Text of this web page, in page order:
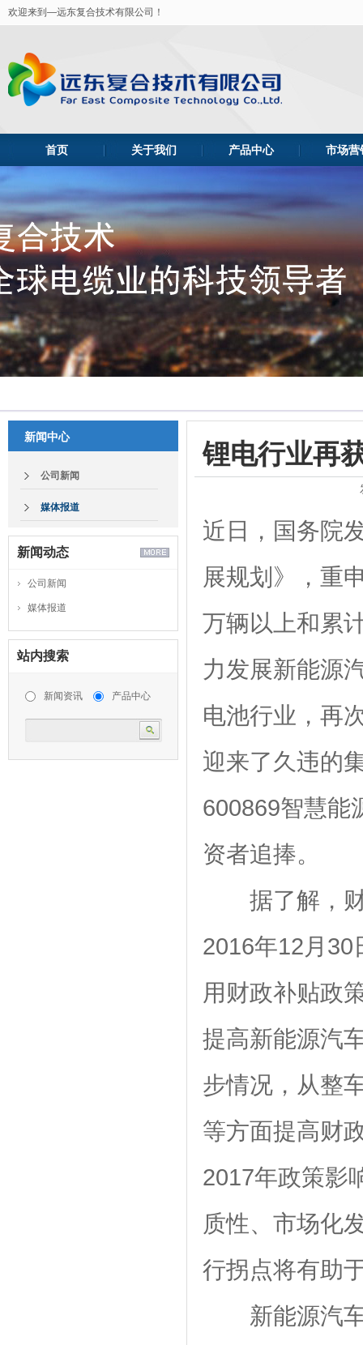
欢迎来到—远东复合技术有限公司！
首页 关于我们 产品中心 市场营
新闻中心
公司新闻
媒体报道
新闻动态
公司新闻
媒体报道
站内搜索
新闻资讯 产品中心
锂电行业再
近日，国务院
展规划》，重
万辆以上和累
力发展新能源
电池行业，再
迎来了久违的
600869智慧能
资者追捧。
据了解，
2016年12月30
用财政补贴政
提高新能源汽
步情况，从整
等方面提高财
2017年政策影
质性、市场化
行拐点将有助
新能源汽